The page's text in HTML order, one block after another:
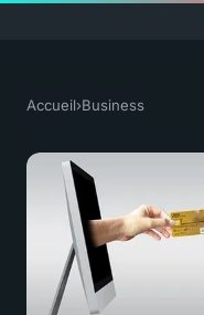
Accueil›Business